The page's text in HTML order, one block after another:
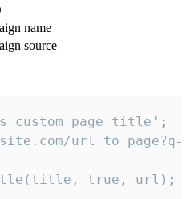
name
source
page title';
true, url);